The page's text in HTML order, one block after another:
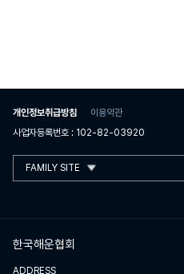
개인정보취급방침
이용약관
사업자등록번호 : 102-82-03920
FAMILY SITE
한국해운협회
ADDRESS